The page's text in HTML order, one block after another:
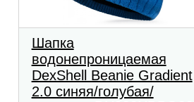
Шапка
водонепроницаемая
DexShell Beanie Gradient
2.0 синяя/голубая/